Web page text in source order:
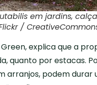
em jardins,
/
Green, explica que a
quanto por estacas.
arranjos, podem